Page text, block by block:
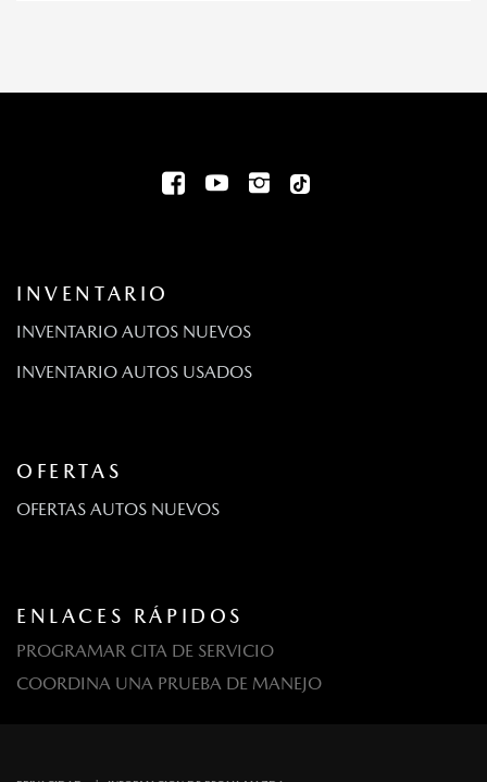
INVENTARIO
INVENTARIO AUTOS NUEVOS
INVENTARIO AUTOS USADOS
OFERTAS
OFERTAS AUTOS NUEVOS
ENLACES RÁPIDOS
PROGRAMAR CITA DE SERVICIO
COORDINA UNA PRUEBA DE MANEJO